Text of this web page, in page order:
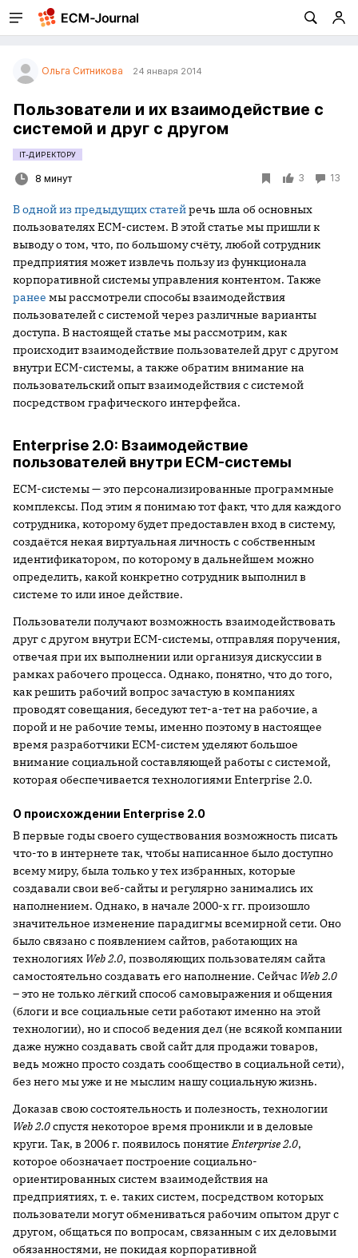
Ольга Ситникова 24 января 2014
Пользователи и их взаимодействие с
системой и друг с другом
IT-ДИРЕКТОРУ
8 минут 3 13
В одной из предыдущих статейречь шла об основных
пользователях ECM-систем. В этой статье мы пришли к
выводу о том, что, по большому счёту, любой сотрудник
предприятия может извлечь пользу из функционала
корпоративной системы управления контентом. Также
ранее мы рассмотрели способы взаимодействия
пользователей с системой через различные варианты
доступа. В настоящей статье мы рассмотрим, как
происходит взаимодействие пользователей друг с другом
внутри ECM-системы, а также обратим внимание на
пользовательский опыт взаимодействия с системой
посредством графического интерфейса.
Enterprise 2.0: Взаимодействие
пользователей внутри ECM-системы
ECM-системы — это персонализированные программные
комплексы. Под этим я понимаю тот факт, что для каждого
сотрудника, которому будет предоставлен вход в систему,
создаётся некая виртуальная личность с собственным
идентификатором, по которому в дальнейшем можно
определить, какой конкретно сотрудник выполнил в
системе то или иное действие.
Пользователи получают возможность взаимодействовать
друг с другом внутри ECM-системы, отправляя поручения,
отвечая при их выполнении или организуя дискуссии в
рамках рабочего процесса. Однако, понятно, что до того,
как решить рабочий вопрос зачастую в компаниях
проводят совещания, беседуют тет-а-тет на рабочие, а
порой и не рабочие темы, именно поэтому в настоящее
время разработчики ECM-систем уделяют большое
внимание социальной составляющей работы с системой,
которая обеспечивается технологиями Enterprise 2.0.
О происхождении Enterprise 2.0
В первые годы своего существования возможность писать
что-то в интернете так, чтобы написанное было доступно
всему миру, была только у тех избранных, которые
создавали свои веб-сайты и регулярно занимались их
наполнением. Однако, в начале 2000-х гг. произошло
значительное изменение парадигмы всемирной сети. Оно
было связано с появлением сайтов, работающих на
технологиях Web 2.0, позволяющих пользователям сайта
самостоятельно создавать его наполнение. Сейчас Web 2.0
– это не только лёгкий способ самовыражения и общения
(блоги и все социальные сети работают именно на этой
технологии), но и способ ведения дел (не всякой компании
даже нужно создавать свой сайт для продажи товаров,
ведь можно просто создать сообщество в социальной сети),
без него мы уже и не мыслим нашу социальную жизнь.
Доказав свою состоятельность и полезность, технологии
Web 2.0спустя некоторое время проникли и в деловые
круги. Так, в 2006 г. появилось понятиеEnterprise 2.0,
которое обозначает построение социально-
ориентированных систем взаимодействия на
предприятиях, т. е. таких систем, посредством которых
пользователи могут обмениваться рабочим опытом друг с
другом, общаться по вопросам, связанным с их деловыми
обязанностями, не покидая корпоративной